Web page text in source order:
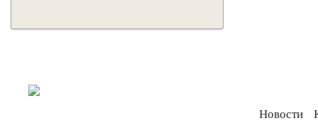
Новости